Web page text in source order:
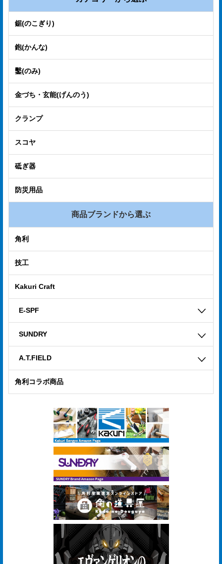
PROFILE
鋸(のこぎり)
鉋(かんな)
鑿(のみ)
金づち・玄能(げんのう)
クランプ
スコヤ
砥ぎ器
防災用品
商品ブランドから選ぶ
角利
技工
Kakuri Craft
E-SPF
SUNDRY
A.T.FIELD
角利コラボ商品